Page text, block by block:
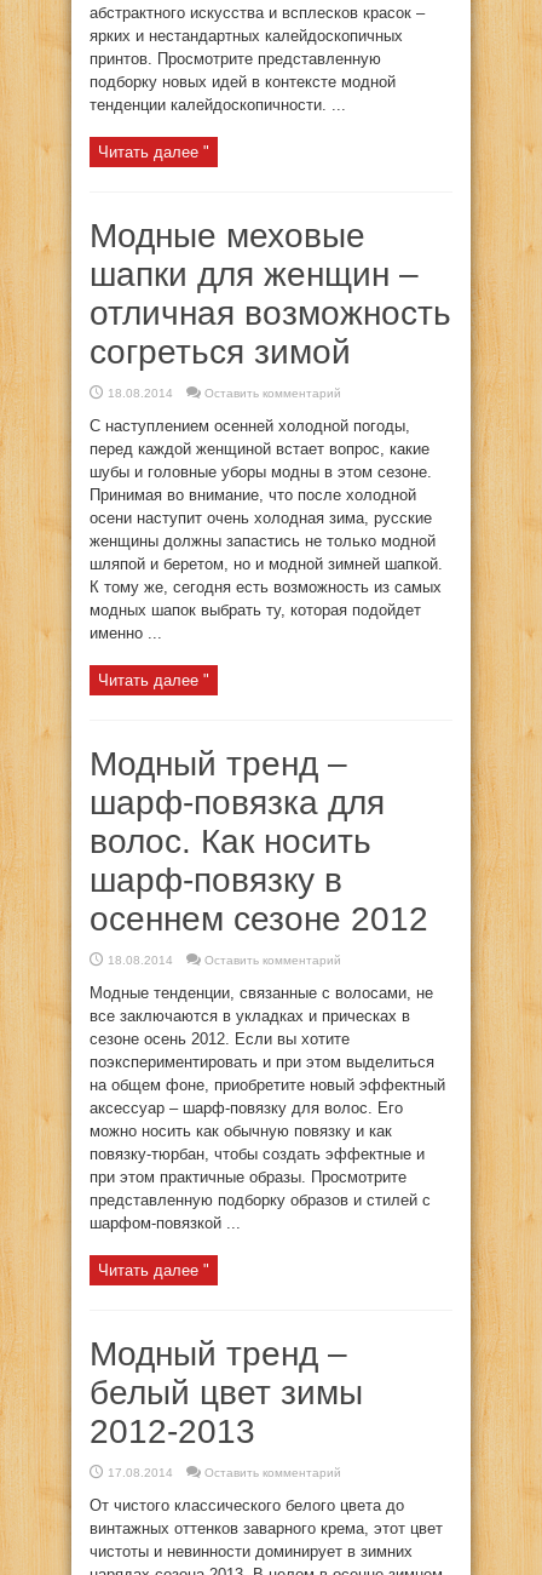
абстрактного искусства и всплесков красок –
ярких и нестандартных калейдоскопичных
принтов. Просмотрите представленную
подборку новых идей в контексте модной
тенденции калейдоскопичности. ...
Читать далее "
Модные меховые
шапки для женщин –
отличная возможность
согреться зимой
18.08.2014 Оставить комментарий
С наступлением осенней холодной погоды,
перед каждой женщиной встает вопрос, какие
шубы и головные уборы модны в этом сезоне.
Принимая во внимание, что после холодной
осени наступит очень холодная зима, русские
женщины должны запастись не только модной
шляпой и беретом, но и модной зимней шапкой.
К тому же, сегодня есть возможность из самых
модных шапок выбрать ту, которая подойдет
именно ...
Читать далее "
Модный тренд –
шарф-повязка для
волос. Как носить
шарф-повязку в
осеннем сезоне 2012
18.08.2014 Оставить комментарий
Модные тенденции, связанные с волосами, не
все заключаются в укладках и прическах в
сезоне осень 2012. Если вы хотите
поэкспериментировать и при этом выделиться
на общем фоне, приобретите новый эффектный
аксессуар – шарф-повязку для волос. Его
можно носить как обычную повязку и как
повязку-тюрбан, чтобы создать эффектные и
при этом практичные образы. Просмотрите
представленную подборку образов и стилей с
шарфом-повязкой ...
Читать далее "
Модный тренд –
белый цвет зимы
2012-2013
17.08.2014 Оставить комментарий
От чистого классического белого цвета до
винтажных оттенков заварного крема, этот цвет
чистоты и невинности доминирует в зимних